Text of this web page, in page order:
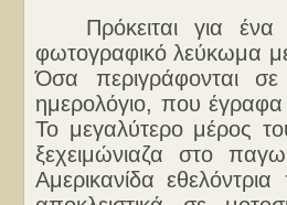
Πρόκειται για ένα
φωτογραφικό λεύκωμα
Όσα περιγράφονται
ημερολόγιο, που έγραφα
Το μεγαλύτερο μέρος
ξεχειμώνιαζα στο
Αμερικανίδα